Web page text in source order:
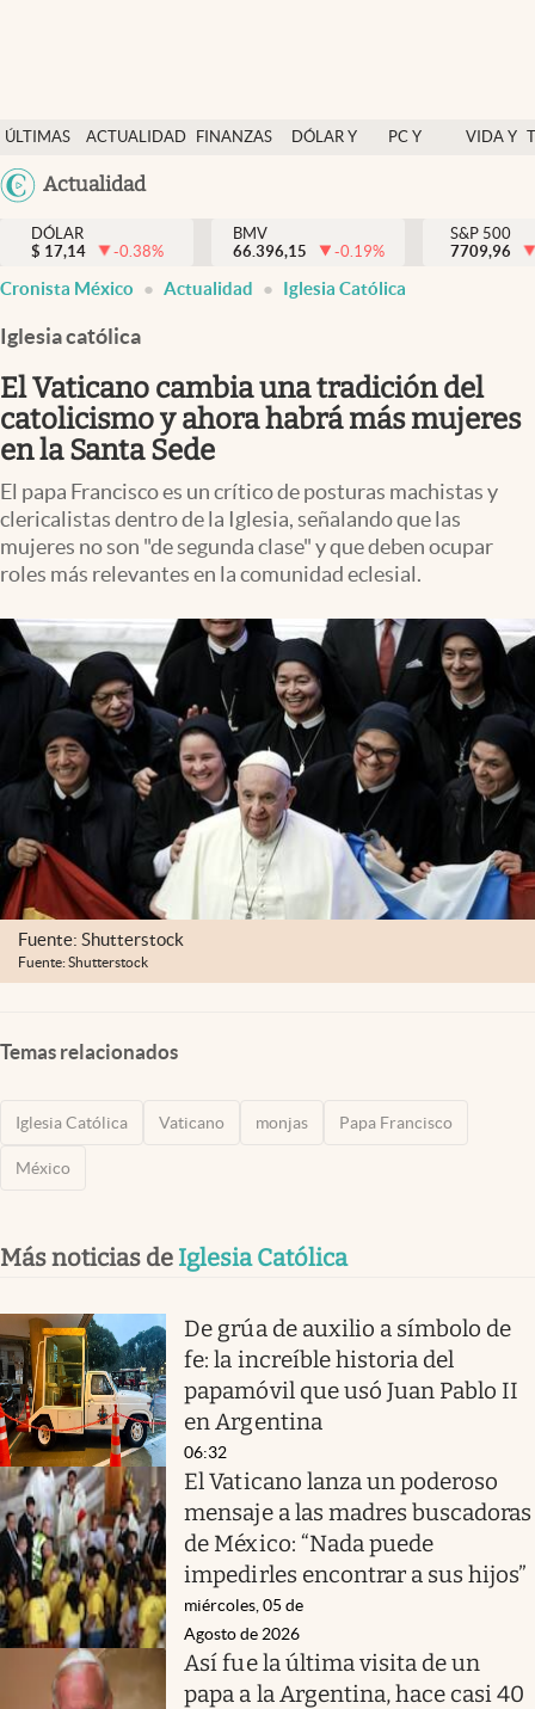
ÚLTIMAS
NOTICIAS
ACTUALIDAD
FINANZAS
DÓLAR Y
PC Y
VIDA Y
México
Actualidad
Actualidad
Finanzas y economía
Dólar y mercados
Pc y celular
Vida y estilo
Tv
Clima
Mediakit
abre en nueva pestaña
México
DÓLAR
$ 17,14 -0.38%
BMV
66.396,15
-0.19%
S&P 500
7709,96
Cronista México Actualidad Iglesia Católica
Iglesia católica
El Vaticano cambia una tradición del
catolicismo y ahora habrá más mujeres
en la Santa Sede
El papa Francisco es un crítico de posturas machistas y
clericalistas dentro de la Iglesia, señalando que las
mujeres no son "de segunda clase" y que deben ocupar
roles más relevantes en la comunidad eclesial.
Fuente: Shutterstock
Fuente: Shutterstock
Temas relacionados
Iglesia Católica Vaticano monjas Papa Francisco
México
Más noticias de Iglesia Católica
De grúa de auxilio a símbolo de
fe: la increíble historia del
papamóvil que usó Juan Pablo II
en Argentina
06:32
El Vaticano lanza un poderoso
mensaje a las madres buscadoras
de México: “Nada puede
impedirles encontrar a sus hijos”
miércoles, 05 de
Agosto de 2026
Así fue la última visita de un
papa a la Argentina, hace casi 40